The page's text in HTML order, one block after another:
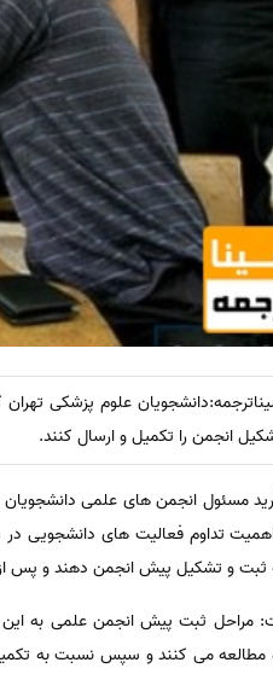
علوم پزشکی
انجمن را تکمیل و ارسال کنند.
مسئول انجمن های علمی
تداوم فعالیت های دانشجویی
ثبت و تشکیل پیش انجمن دهند و پس از
مراحل ثبت پیش انجمن علمی به این
مطالعه می کنند و سپس نسبت به